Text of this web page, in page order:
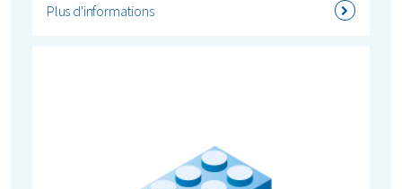
Plus d'informations